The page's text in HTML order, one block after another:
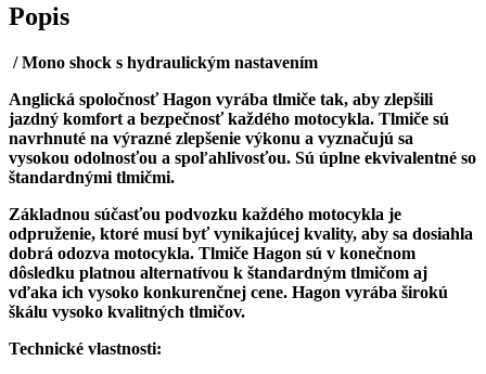
tlmič
HAGON
MONO
SHOCK
M67039
Popis
/ Mono shock s hydraulickým nastavením
Anglická spoločnosť Hagon vyrába tlmiče tak, aby zlepšili
jazdný komfort a bezpečnosť každého motocykla. Tlmiče sú
navrhnuté na výrazné zlepšenie výkonu a vyznačujú sa
vysokou odolnosťou a spoľahlivosťou. Sú úplne ekvivalentné so
štandardnými tlmičmi.
Základnou súčasťou podvozku každého motocykla je
odpruženie, ktoré musí byť vynikajúcej kvality, aby sa dosiahla
dobrá odozva motocykla. Tlmiče Hagon sú v konečnom
dôsledku platnou alternatívou k štandardným tlmičom aj
vďaka ich vysoko konkurenčnej cene. Hagon vyrába širokú
škálu vysoko kvalitných tlmičov.
Technické vlastnosti: